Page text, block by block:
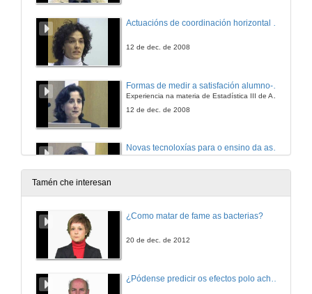
Actuacións de coordinación horizontal na Facultade de Ciencias da Educación e do Deporte
12 de dec. de 2008
Experiencia na materia de Estadística III de A.D.E
12 de dec. de 2008
Novas tecnoloxías para o ensino da astronomía
12 de dec. de 2008
Tamén che interesan
¿Como matar de fame as bacterias?
20 de dec. de 2012